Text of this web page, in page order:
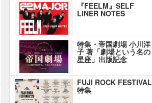
『FEELM』SELF
LINER NOTES
特集・帝国劇場 小川洋
子 著「劇場という名の
星座」出版記念
FUJI ROCK FESTIVAL
特集